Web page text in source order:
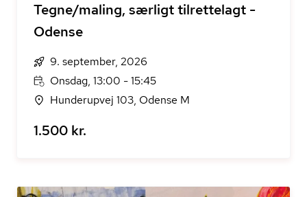
Tegne/maling, særligt tilrettelagt -
Odense
9. september, 2026
Onsdag, 13:00 - 15:45
Hunderupvej 103, Odense M
1.500 kr.